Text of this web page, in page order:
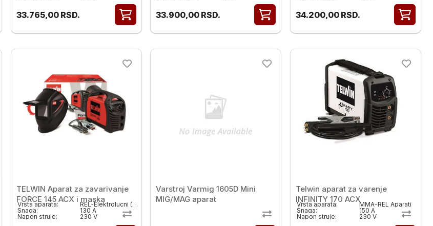
33.765,00 RSD. 33.900,00 RSD. 34.200,00 RSD.
TELWIN Aparat za zavarivanje
FORCE 145 ACX i maska
Vrsta aparata:
REL-Elektrolucni ( MMA)
Snaga:
130 A
Napon struje:
230 V
Varstroj Varmig 1605D Mini
MIG/MAG aparat
Telwin aparat za varenje
INFINITY 170 ACX
Vrsta aparata:
MMA-REL Aparati
Snaga:
150 A
Napon struje:
230 V